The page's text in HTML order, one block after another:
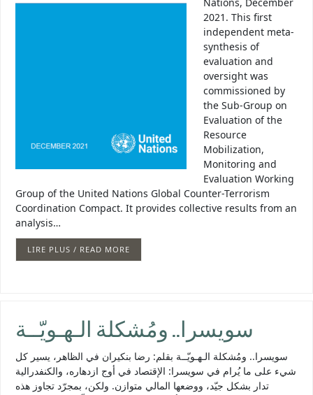
2021. This first
independent meta-
synthesis of
evaluation and
oversight was
commissioned by
the Sub-Group on
Evaluation of the
Resource
Mobilization,
Monitoring and
Evaluation Working
Group of the United Nations Global Counter-Terrorism
Coordination Compact. It provides collective results from an
analysis…
LIRE PLUS / READ MORE
سويسرا.. ومُشكلة الـهـويّــة
سويسرا.. ومُشكلة الـهـويّــة بقلم: رضا بنكيران في الظاهر، يسير كل
شيء على ما يُرام في سويسرا: الإقتصاد في أوج ازدهاره، والكنفدرالية
تدار بشكل جيّد، ووضعها المالي متوازن. ولكن، بمجرّد تجاوز هذه